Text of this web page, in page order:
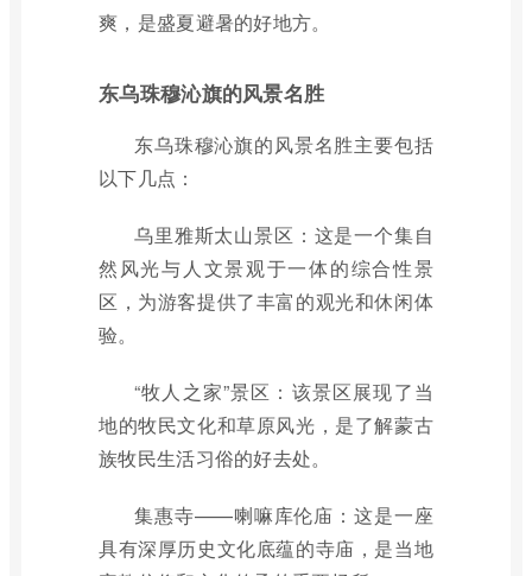
爽，是盛夏避暑的好地方。
东乌珠穆沁旗的风景名胜
东乌珠穆沁旗的风景名胜主要包括
以下几点：
乌里雅斯太山景区：这是一个集自
然风光与人文景观于一体的综合性景
区，为游客提供了丰富的观光和休闲体
验。
“牧人之家”景区：该景区展现了当
地的牧民文化和草原风光，是了解蒙古
族牧民生活习俗的好去处。
集惠寺——喇嘛库伦庙：这是一座
具有深厚历史文化底蕴的寺庙，是当地